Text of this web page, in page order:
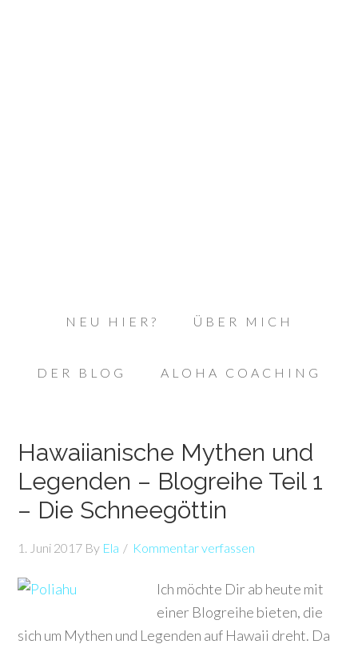
NEU HIER? ÜBER MICH
DER BLOG ALOHA COACHING
Hawaiianische Mythen und
Legenden – Blogreihe Teil 1
– Die Schneegöttin
1. Juni 2017 By Ela Kommentar verfassen
Ich möchte Dir ab heute mit
einer Blogreihe bieten, die
sich um Mythen und Legenden auf Hawaii dreht. Da